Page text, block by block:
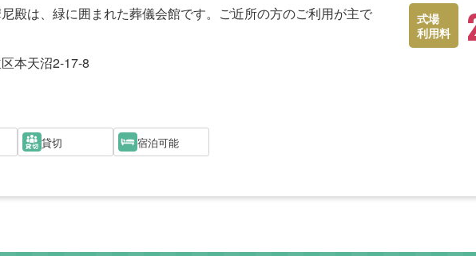
殿は、緑に囲まれた葬儀会館です。ご近所の方のご利用が主で
本天沼2-17-8
式場
利用料
貸切 宿泊可能